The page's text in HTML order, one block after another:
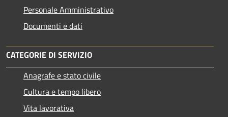
Personale Amministrativo
Documenti e dati
CATEGORIE DI SERVIZIO
Anagrafe e stato civile
Cultura e tempo libero
Vita lavorativa